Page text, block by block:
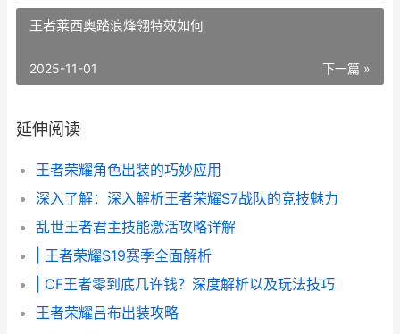
王者莱西奥踏浪烽翎特效如何
下一篇 »
2025-11-01
延伸阅读
王者荣耀角色出装的巧妙应用
深入了解：深入解析王者荣耀S7战队的竞技魅力
乱世王者君主技能激活攻略详解
| 王者荣耀S19赛季全面解析
| CF王者零到底几许钱？深度解析以及玩法技巧
王者荣耀吕布出装攻略